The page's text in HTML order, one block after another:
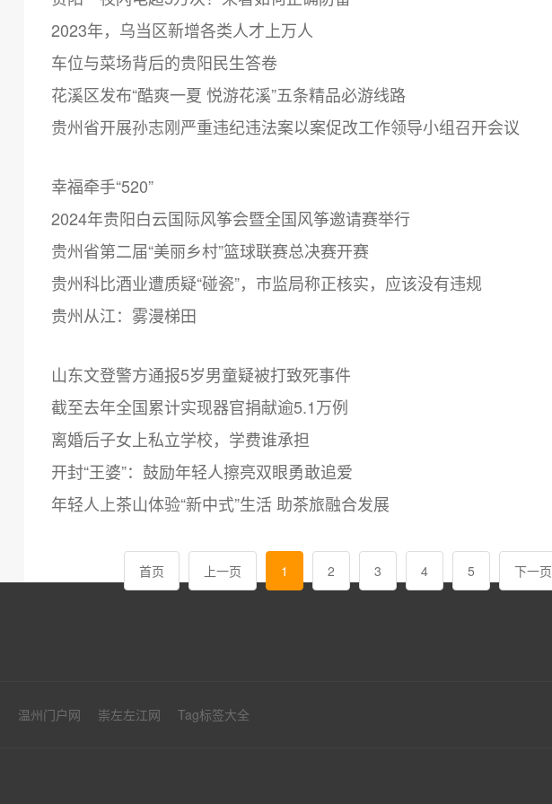
2023年，乌当区新增各类人才上万人
车位与菜场背后的贵阳民生答卷
花溪区发布“酷爽一夏 悦游花溪”五条精品必游线路
贵州省开展孙志刚严重违纪违法案以案促改工作领导小组召开会议
幸福牵手“520”
2024年贵阳白云国际风筝会暨全国风筝邀请赛举行
贵州省第二届“美丽乡村”篮球联赛总决赛开赛
贵州科比酒业遭质疑“碰瓷”，市监局称正核实，应该没有违规
贵州从江：雾漫梯田
山东文登警方通报5岁男童疑被打致死事件
截至去年全国累计实现器官捐献逾5.1万例
离婚后子女上私立学校，学费谁承担
开封“王婆”：鼓励年轻人擦亮双眼勇敢追爱
年轻人上茶山体验“新中式”生活 助茶旅融合发展
首页 上一页 1 2 3 4 5 下一页
温州门户网 崇左左江网 Tag标签大全